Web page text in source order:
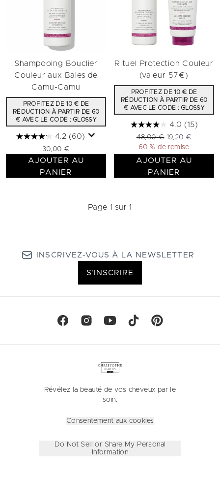
Shampooing Bouclier
Couleur aux Baies de
Camu-Camu
PROFITEZ DE 10 € DE
RÉDUCTION À PARTIR DE 60
€ AVEC LE CODE : GLOSSY
4.2 (60)
30,00 €
AJOUTER AU
PANIER
Rituel Protection Couleur
(valeur 57€)
PROFITEZ DE 10 € DE
RÉDUCTION À PARTIR DE 60
€ AVEC LE CODE : GLOSSY
4.0 (15)
Prix de vente :
48,00 € Prix ​​actuel :
19,20 €
60 % de remise
AJOUTER AU
PANIER
Page 1 sur 1
INSCRIVEZ-VOUS À LA NEWSLETTER
S'INSCRIRE
Révélez la beauté de vos cheveux par le
soin.
Consentement aux cookies
Do Not Sell or Share My Personal
Information